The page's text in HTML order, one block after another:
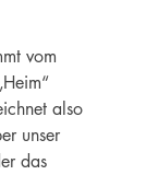
vom
also
unser
das